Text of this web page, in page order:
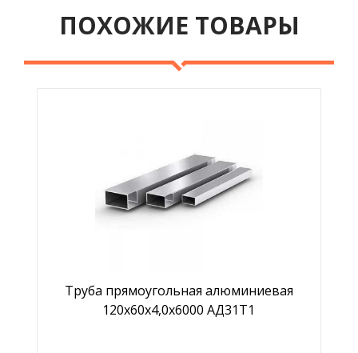
ПОХОЖИЕ ТОВАРЫ
Труба прямоугольная алюминиевая
120х60х4,0х6000 АД31Т1